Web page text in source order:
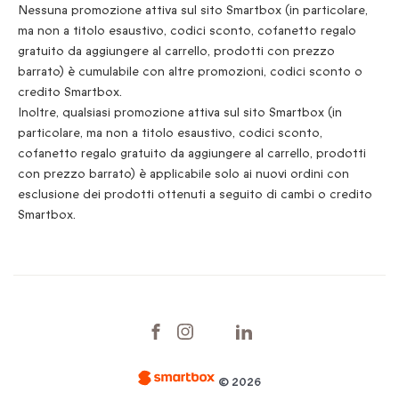
Nessuna promozione attiva sul sito Smartbox (in particolare,
ma non a titolo esaustivo, codici sconto, cofanetto regalo
gratuito da aggiungere al carrello, prodotti con prezzo
barrato) è cumulabile con altre promozioni, codici sconto o
credito Smartbox.
Inoltre, qualsiasi promozione attiva sul sito Smartbox (in
particolare, ma non a titolo esaustivo, codici sconto,
cofanetto regalo gratuito da aggiungere al carrello, prodotti
con prezzo barrato) è applicabile solo ai nuovi ordini con
esclusione dei prodotti ottenuti a seguito di cambi o credito
Smartbox.
© 2026